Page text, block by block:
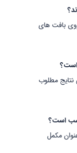
بافت های
است؟
برای نتایج مطلوب
است؟
مکمل